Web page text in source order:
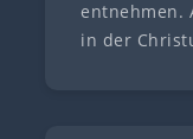
entnehmen.
in der